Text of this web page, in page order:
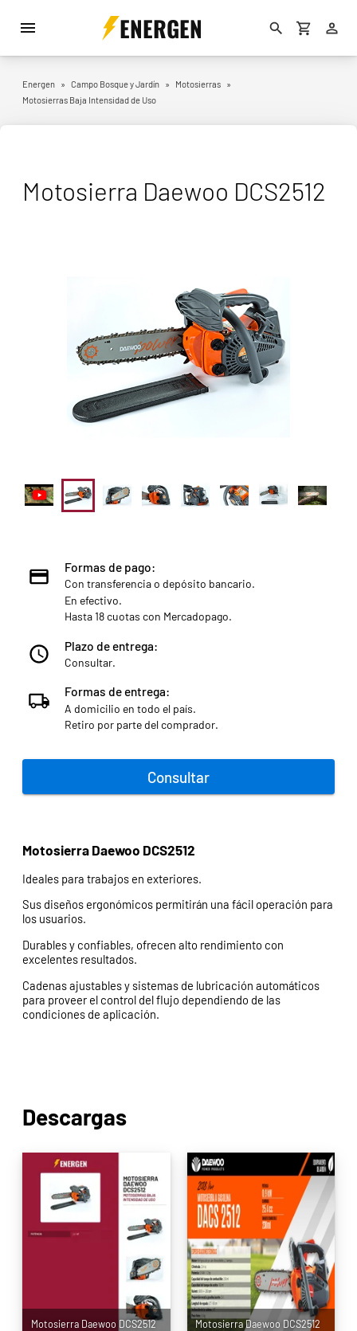
ENERGEN
Energen » Campo Bosque y Jardín » Motosierras
»
Motosierras Baja Intensidad de Uso
Motosierra Daewoo DCS2512
Formas de pago:
Con transferencia o depósito bancario.
En efectivo.
Hasta 18 cuotas con Mercadopago.
Plazo de entrega:
Consultar.
Formas de entrega:
A domicilio en todo el país.
Retiro por parte del comprador.
Consultar
Motosierra Daewoo DCS2512
Ideales para trabajos en exteriores.
Sus diseños ergonómicos permitirán una fácil operación para
los usuarios.
Durables y confiables, ofrecen alto rendimiento con
excelentes resultados.
Cadenas ajustables y sistemas de lubricación automáticos
para proveer el control del flujo dependiendo de las
condiciones de aplicación.
Descargas
Motosierra Daewoo DCS2512
Motosierra Daewoo DCS2512